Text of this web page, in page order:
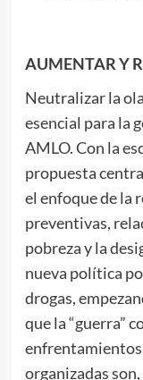
AUMENTAR Y
Neutralizar la
esencial para la
AMLO. Con la
propuesta
el enfoque de la
preventivas,
pobreza y la
nueva política
drogas,
que la “guerra”
organizadas